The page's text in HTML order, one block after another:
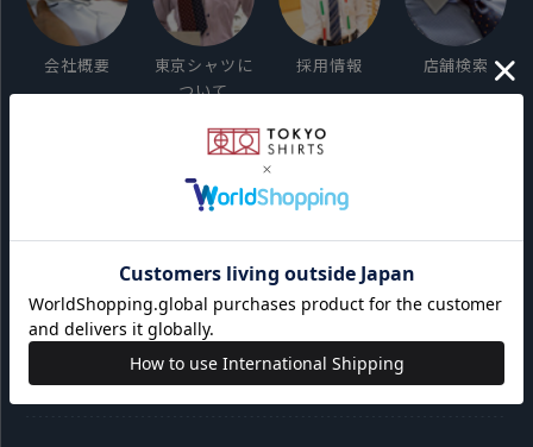
会社概要
東京シャツに
ついて
採用情報 店舗検索
サイト利用規約
会員利用規約
プライバシーポリシー